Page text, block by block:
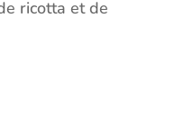
ricotta et de